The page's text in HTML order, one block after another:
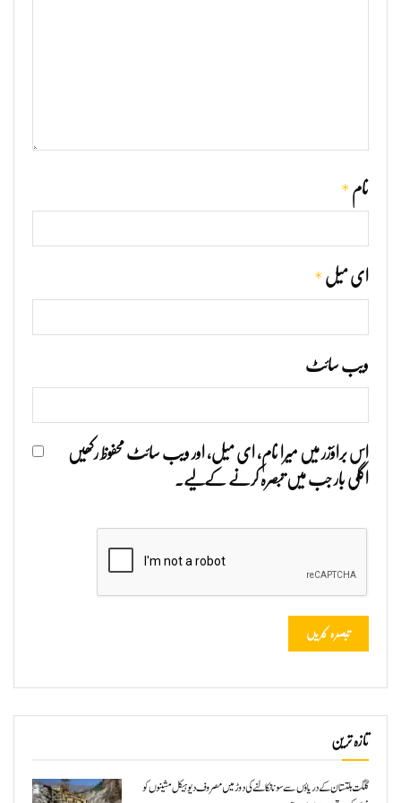
نام *
ای میل *
ویب‌ سائٹ
اس براؤزر میں میرا نام، ای میل، اور ویب سائٹ محفوظ رکھیں
اگلی بار جب میں تبصرہ کرنے کےلیے۔
تازہ ترین
گلگت بلتستان کے دریاؤں سے سونا نکالنے کی دوڑ میں مصروف دیوہیکل مشینوں کو